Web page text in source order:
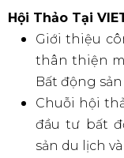
Giới thiệu
thân thiện
Bất động
Chuỗi hội
đầu tư bất
sản du lịch
Các sàn giao